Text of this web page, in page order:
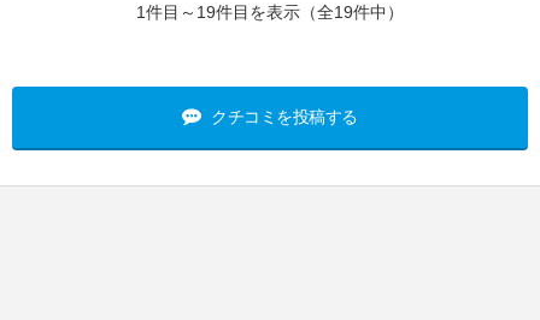
1件目～19件目を表示（全19件中）
クチコミを投稿する